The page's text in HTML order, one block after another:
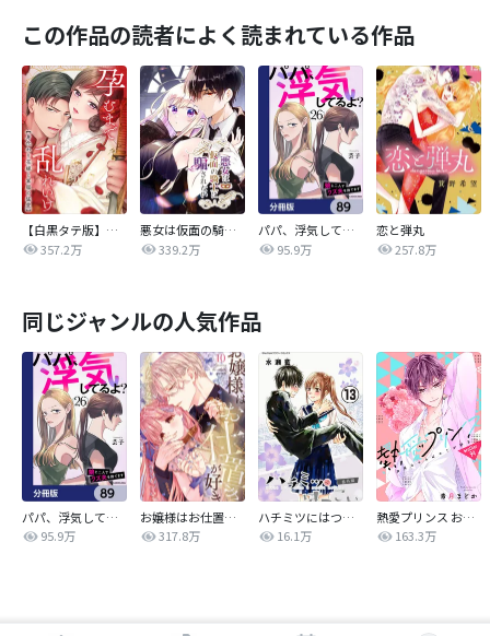
この作品の読者によく読まれている作品
【白黒タテ版】孕むまで乱れいけ～身代わり花嫁と軍服の猛愛
357.2万
悪女は仮面の騎士に騙されない
339.2万
パパ、浮気してるよ？娘と二人でクズ夫を捨てます【分冊版】
95.9万
恋と弾丸
257.8万
同じジャンルの人気作品
パパ、浮気してるよ？娘と二人でクズ夫を捨てます【分冊版】
95.9万
お嬢様はお仕置きが好き
317.8万
ハチミツにはつこい
16.1万
熱愛プリンス お兄ちゃんはキミが好き
163.3万